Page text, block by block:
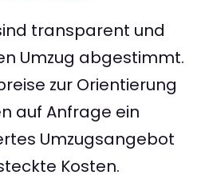
transparent und
Umzug abgestimmt.
zur Orientierung
auf Anfrage ein
Umzugsangebot
Kosten.